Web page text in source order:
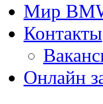
Мир
Контакты
Онлайн